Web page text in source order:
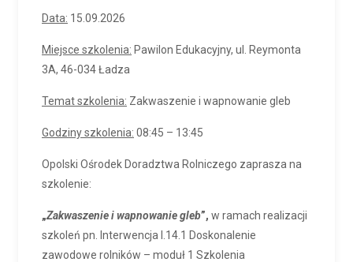
Data: 15.09.2026
Miejsce szkolenia: Pawilon Edukacyjny, ul. Reymonta
3A, 46-034 Ładza
Temat szkolenia: Zakwaszenie i wapnowanie gleb
Godziny szkolenia: 08:45 – 13:45
Opolski Ośrodek Doradztwa Rolniczego zaprasza na
szkolenie:
„Zakwaszenie i wapnowanie gleb”, w ramach realizacji
szkoleń pn. Interwencja I.14.1 Doskonalenie
zawodowe rolników – moduł 1 Szkolenia